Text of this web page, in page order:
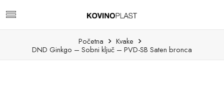
Početna
Kvake
DND Ginkgo – Sobni ključ – PVD-SB Saten bronca